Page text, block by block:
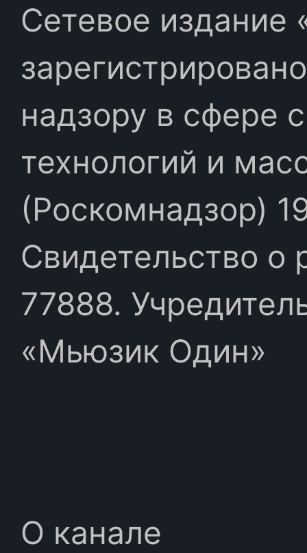
Сетевое издание
надзору в сфере
технологий и
(Роскомнадзор)
Свидетельство
77888.
«Мьюзик Один»
О канале